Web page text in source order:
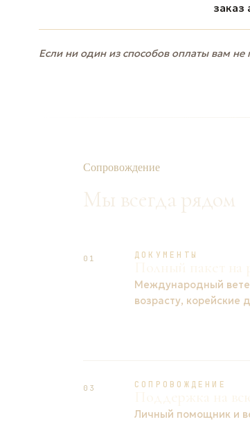
заказ
Если ни один из способов оплаты вам
Сопровождение
Мы всегда рядом
01 ДОКУМЕНТЫ
Международный
возрасту, корейские
03 СОПРОВОЖДЕНИЕ
Личный помощник и